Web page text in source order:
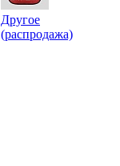
Другое
(распродажа)